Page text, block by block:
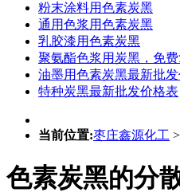
粉末涂料用色素炭黑
通用色浆用色素炭黑
乳胶漆用色素炭黑
聚氨酯色浆用炭黑，免
油墨用色素炭黑最新批
特种炭黑最新批发价格表
当前位置:枣庄鑫源化工 >
色素炭黑的分